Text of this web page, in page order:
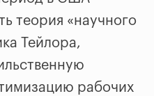
теория «научного
Тейлора,
рабочих